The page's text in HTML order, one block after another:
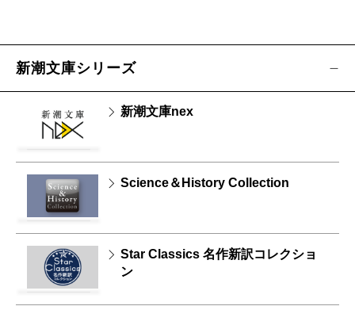
新潮文庫シリーズ
新潮文庫nex
Science＆History Collection
Star Classics 名作新訳コレクショ
ン